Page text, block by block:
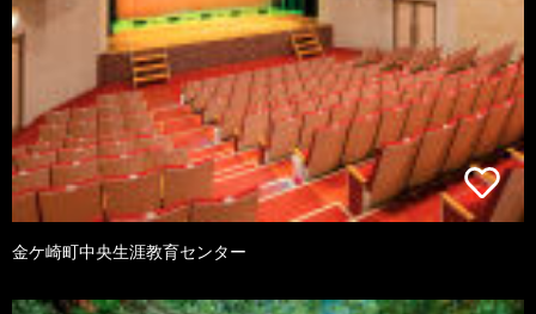
金ケ崎町中央生涯教育センター